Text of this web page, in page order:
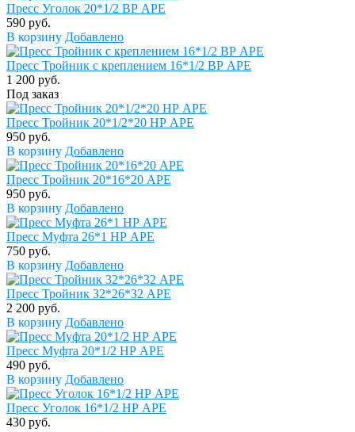
Пресс Уголок 20*1/2 ВР APE
590 руб.
В корзину Добавлено
Пресс Тройник с креплением 16*1/2 ВР APE
1 200 руб.
Под заказ
Пресс Тройник 20*1/2*20 НР APE
950 руб.
В корзину Добавлено
Пресс Тройник 20*16*20 APE
950 руб.
В корзину Добавлено
Пресс Муфта 26*1 НР APE
750 руб.
В корзину Добавлено
Пресс Тройник 32*26*32 APE
2 200 руб.
В корзину Добавлено
Пресс Муфта 20*1/2 НР APE
490 руб.
В корзину Добавлено
Пресс Уголок 16*1/2 НР APE
430 руб.